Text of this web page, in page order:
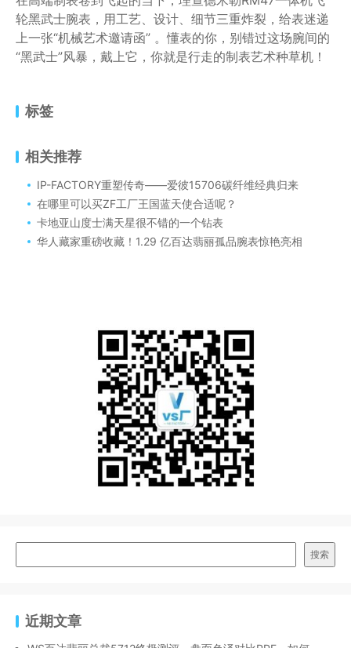
轮黑武士腕表，用工艺、设计、细节三重炸裂，给表迷递
上一张“机械艺术邀请函” 。懂表的你，别错过这场腕间的
“黑武士”风暴，戴上它，你就是行走的制表艺术种草机！
标签
相关推荐
IP-FACTORY重塑传奇——爱彼15706碳纤维经典归来
在哪里可以买ZF工厂王国蓝天使合适呢？
卡地亚山度士满天星很不错的一个钻表
华人藏家重磅收藏！1.29 亿百达翡丽孤品腕表惊艳亮相
搜索
近期文章